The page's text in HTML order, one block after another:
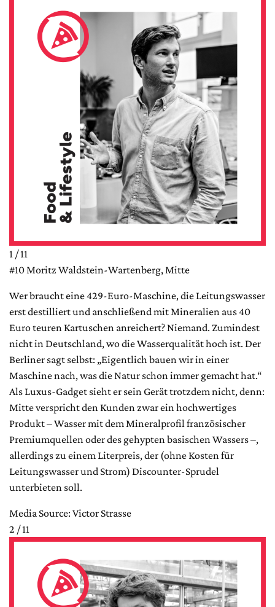
1 / 11
#10 Moritz Waldstein-Wartenberg, Mitte
Wer braucht eine 429-Euro-Maschine, die Leitungswasser
erst destilliert und anschließend mit Mineralien aus 40
Euro teuren Kartuschen anreichert? Niemand. Zumindest
nicht in Deutschland, wo die Wasserqualität hoch ist. Der
Berliner sagt selbst: „Eigentlich bauen wir in einer
Maschine nach, was die Natur schon immer gemacht hat.“
Als Luxus-Gadget sieht er sein Gerät trotzdem nicht, denn:
Mitte verspricht den Kunden zwar ein hochwertiges
Produkt – Wasser mit dem Mineralprofil französischer
Premiumquellen oder des gehypten basischen Wassers –,
allerdings zu einem Literpreis, der (ohne Kosten für
Leitungswasser und Strom) Discounter-Sprudel
unterbieten soll.
Media Source: Victor Strasse
2 / 11